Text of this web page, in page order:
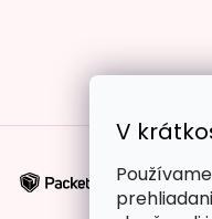
V